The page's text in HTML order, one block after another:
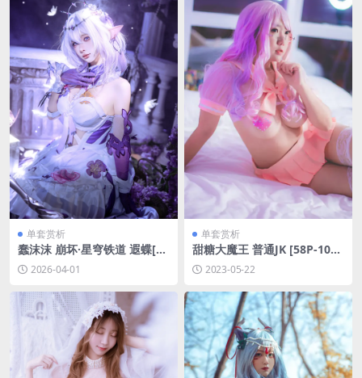
单套赏析
蠢沫沫 崩坏·星穹铁道 遐蝶[12
P-89.6M]
2026-04-01
单套赏析
甜糖大魔王 普通JK [58P-104
MB]2023-05-22